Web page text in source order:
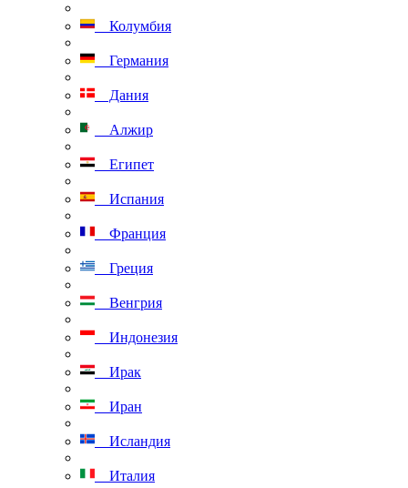
Колумбия
Германия
Дания
Алжир
Египет
Испания
Франция
Греция
Венгрия
Индонезия
Ирак
Иран
Исландия
Италия